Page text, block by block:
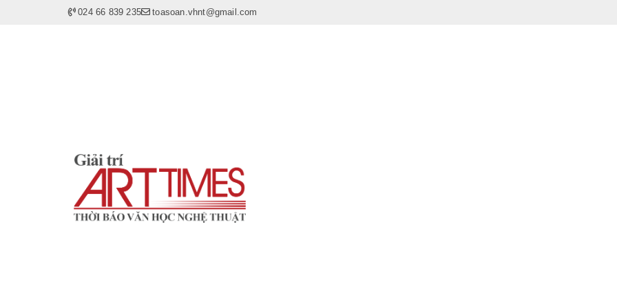
024 66 839 235 toasoan.vhnt@gmail.com